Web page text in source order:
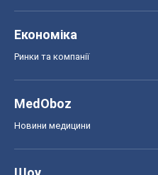
Економіка
Ринки та компанії
MedOboz
Новини медицини